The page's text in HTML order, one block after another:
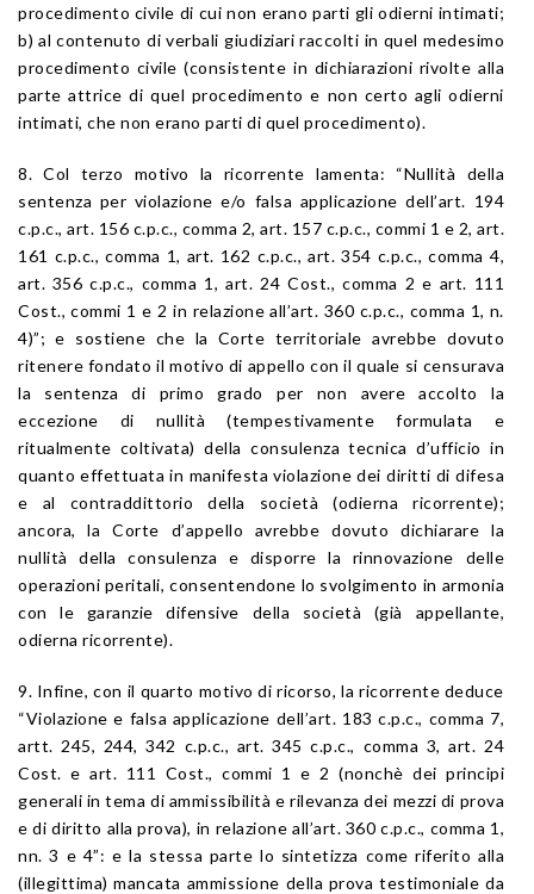
procedimento civile di cui non erano parti gli odierni intimati;
b) al contenuto di verbali giudiziari raccolti in quel medesimo
procedimento civile (consistente in dichiarazioni rivolte alla
parte attrice di quel procedimento e non certo agli odierni
intimati, che non erano parti di quel procedimento).
8. Col terzo motivo la ricorrente lamenta: “Nullità della
sentenza per violazione e/o falsa applicazione dell’art. 194
c.p.c., art. 156 c.p.c., comma 2, art. 157 c.p.c., commi 1 e 2, art.
161 c.p.c., comma 1, art. 162 c.p.c., art. 354 c.p.c., comma 4,
art. 356 c.p.c., comma 1, art. 24 Cost., comma 2 e art. 111
Cost., commi 1 e 2 in relazione all’art. 360 c.p.c., comma 1, n.
4)”; e sostiene che la Corte territoriale avrebbe dovuto
ritenere fondato il motivo di appello con il quale si censurava
la sentenza di primo grado per non avere accolto la
eccezione di nullità (tempestivamente formulata e
ritualmente coltivata) della consulenza tecnica d’ufficio in
quanto effettuata in manifesta violazione dei diritti di difesa
e al contraddittorio della società (odierna ricorrente);
ancora, la Corte d’appello avrebbe dovuto dichiarare la
nullità della consulenza e disporre la rinnovazione delle
operazioni peritali, consentendone lo svolgimento in armonia
con le garanzie difensive della società (già appellante,
odierna ricorrente).
9. Infine, con il quarto motivo di ricorso, la ricorrente deduce
“Violazione e falsa applicazione dell’art. 183 c.p.c., comma 7,
artt. 245, 244, 342 c.p.c., art. 345 c.p.c., comma 3, art. 24
Cost. e art. 111 Cost., commi 1 e 2 (nonchè dei principi
generali in tema di ammissibilità e rilevanza dei mezzi di prova
e di diritto alla prova), in relazione all’art. 360 c.p.c., comma 1,
nn. 3 e 4”: e la stessa parte lo sintetizza come riferito alla
(illegittima) mancata ammissione della prova testimoniale da